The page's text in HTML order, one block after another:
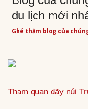
du lịch mới
Ghé thăm blog của
Tham quan dãy núi